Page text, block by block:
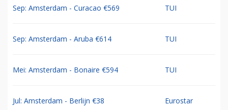
Sep: Amsterdam - Curacao €569 TUI
Sep: Amsterdam - Aruba €614 TUI
Mei: Amsterdam - Bonaire €594 TUI
Jul: Amsterdam - Berlijn €38 Eurostar